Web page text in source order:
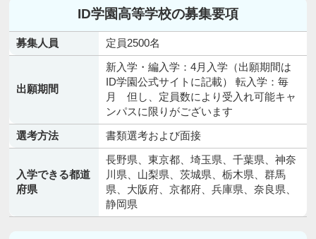
ID学園高等学校の募集要項
募集人員 定員2500名
出願期間
新入学・編入学：4月入学（出願期間は
ID学園公式サイトに記載） 転入学：毎
月 但し、定員数により受入れ可能キャ
ンパスに限りがございます
選考方法
書類選考および面接
入学できる都道
府県
長野県、東京都、埼玉県、千葉県、神奈
川県、山梨県、茨城県、栃木県、群馬
県、大阪府、京都府、兵庫県、奈良県、
静岡県